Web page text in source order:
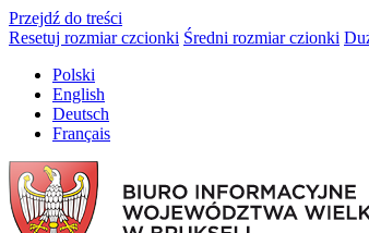
Przejdź do treści
Resetuj rozmiar czcionki Średni rozmiar czionki
Polski
English
Deutsch
Français